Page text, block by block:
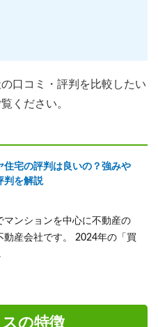
口コミ・評判を比較したい
ください。
住宅の評判は良いの？強みや
判を解説
マンションを中心に不動産の
産会社です。 2024年の「買
の特徴